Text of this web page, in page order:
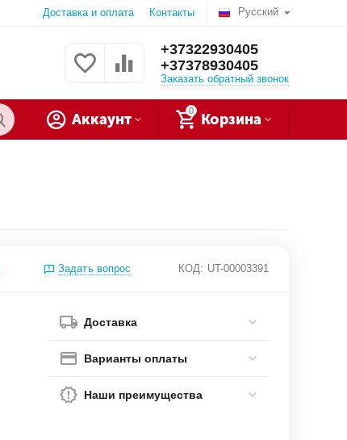
Русский
Доставка и оплата Контакты
+37322930405
+37378930405
Заказать обратный звонок
0
Корзина
Аккаунт
Задать вопрос КОД: UT-00003391
Доставка
Варианты оплаты
Наши преимущества